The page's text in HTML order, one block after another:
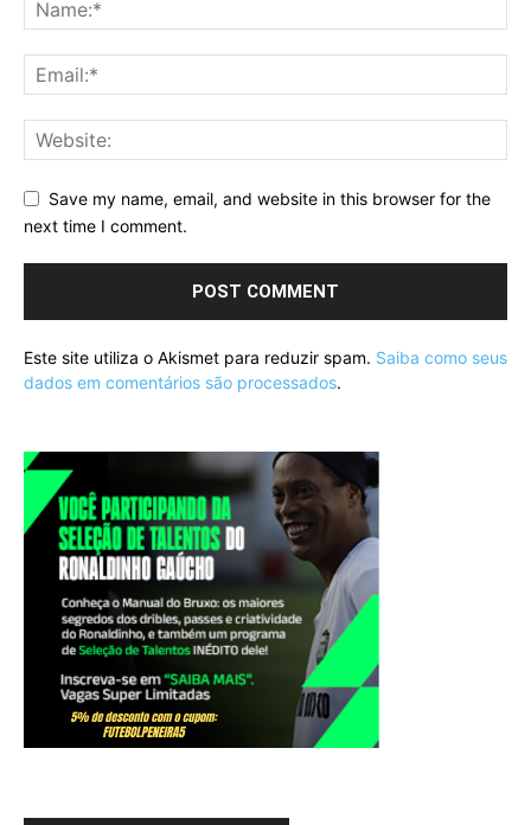
Save my name, email, and website in this browser for the
next time I comment.
Este site utiliza o Akismet para reduzir spam. Saiba como seus
dados em comentários são processados.